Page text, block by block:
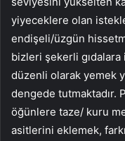
yiyeceklere olan
endişeli/üzgün
bizleri şekerli
düzenli olarak yemek
dengede tutmaktadır.
öğünlere taze/ kuru
asitlerini eklemek,